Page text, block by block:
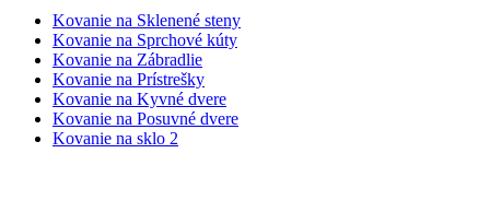
Kovanie na Sklenené steny
Kovanie na Sprchové kúty
Kovanie na Zábradlie
Kovanie na Prístrešky
Kovanie na Kyvné dvere
Kovanie na Posuvné dvere
Kovanie na sklo 2